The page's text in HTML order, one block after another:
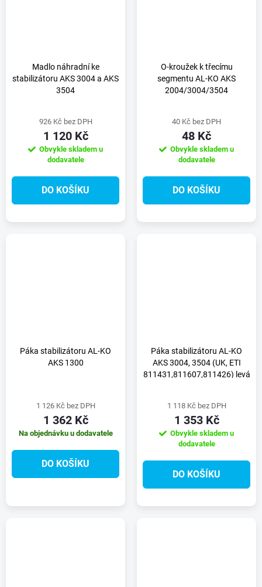
Madlo náhradní ke
stabilizátoru AKS 3004 a AKS
3504
926 Kč bez DPH
1 120 Kč
Obvykle skladem u
dodavatele
DO KOŠÍKU
O-kroužek k třecímu
segmentu AL-KO AKS
2004/3004/3504
40 Kč bez DPH
48 Kč
Obvykle skladem u
dodavatele
DO KOŠÍKU
Páka stabilizátoru AL-KO
AKS 1300
1 126 Kč bez DPH
1 362 Kč
Na objednávku u dodavatele
DO KOŠÍKU
Páka stabilizátoru AL-KO
AKS 3004, 3504 (UK, ETI
811431,811607,811426) levá
1 118 Kč bez DPH
1 353 Kč
Obvykle skladem u
dodavatele
DO KOŠÍKU